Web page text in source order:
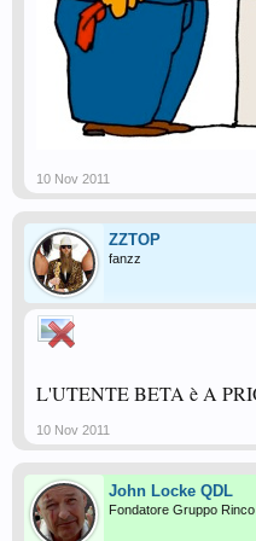
10 Nov 2011
ZZTOP
fanzz
L'UTENTE BETA è A
10 Nov 2011
John Locke QDL
Fondatore Gruppo Rinco